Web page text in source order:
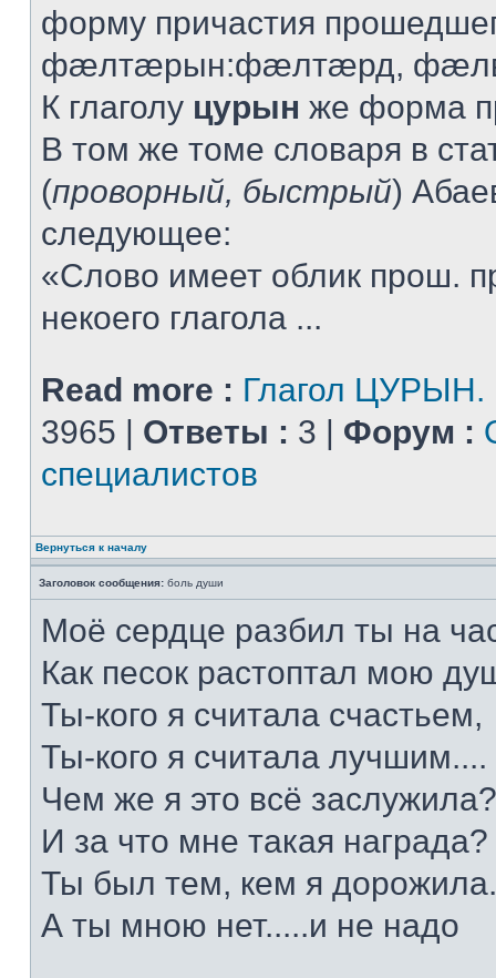
форму причастия
фæлтæрын:фæлтæрд,
К глаголу цурын же форма
В том же томе словаря в
(проворный, быстрый)
следующее:
«Слово имеет облик прош.
некоего глагола ...
Read more : Глагол ЦУРЫН.
3965 | Ответы : 3 | Форум :
специалистов
Вернуться к началу
Заголовок сообщения: боль души
Моё сердце разбил ты на
Как песок растоптал мою
Ты-кого я считала счастьем,
Ты-кого я считала лучшим....
Чем же я это всё заслужила?
И за что мне такая награда?
Ты был тем, кем я
А ты мною нет.....и не надо